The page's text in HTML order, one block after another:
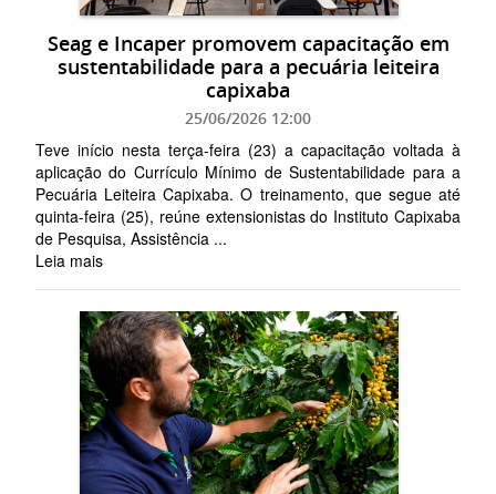
Seag e Incaper promovem capacitação em
sustentabilidade para a pecuária leiteira
capixaba
25/06/2026 12:00
Teve início nesta terça-feira (23) a capacitação voltada à
aplicação do Currículo Mínimo de Sustentabilidade para a
Pecuária Leiteira Capixaba. O treinamento, que segue até
quinta-feira (25), reúne extensionistas do Instituto Capixaba
de Pesquisa, Assistência ...
Leia mais